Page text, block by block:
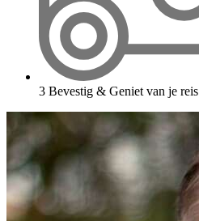
3 Bevestig & Geniet van je reis